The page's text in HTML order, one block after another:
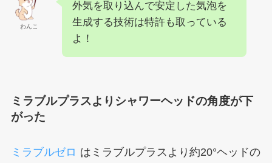
わんこ
外気を取り込んで安定した気泡を
生成する技術は特許も取っている
よ！
ミラブルプラスよりシャワーヘッドの角度が下
がった
ミラブルゼロ はミラブルプラスより約20°ヘッドの